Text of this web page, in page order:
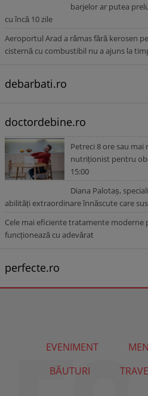
barjelor ar putea
cu încă 10 zile
Aeroportul Arad a rămas fără kerosen
cisternă cu combustibil nu a ajuns la
debarbati.ro
doctordebine.ro
Petreci 8 ore sau
nutriționist pentru
15:00
Diana Palotaș,
abilități extraordinare înnăscute care
Cele mai eficiente tratamente moderne
funcționează cu adevărat
perfecte.ro
EVENIMENT
BĂUTURI